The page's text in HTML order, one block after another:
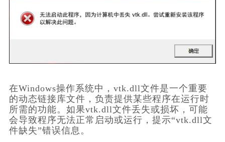
在Windows操作系统中，vtk.dll文件是一个重要
的动态链接库文件，负责提供某些程序在运行时
所需的功能。如果vtk.dll文件丢失或损坏，可能
会导致程序无法正常启动或运行，提示“vtk.dll文
件缺失”错误信息。